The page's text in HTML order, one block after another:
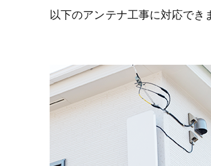
以下のアンテナ工事に対応でき